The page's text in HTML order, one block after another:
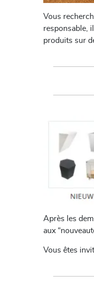
Vous
responsable,
produits sur
Après les
aux
Vous êtes